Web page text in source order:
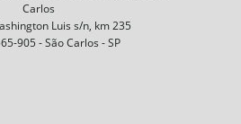
Carlos
Luis s/n, km 235
905 - São Carlos - SP